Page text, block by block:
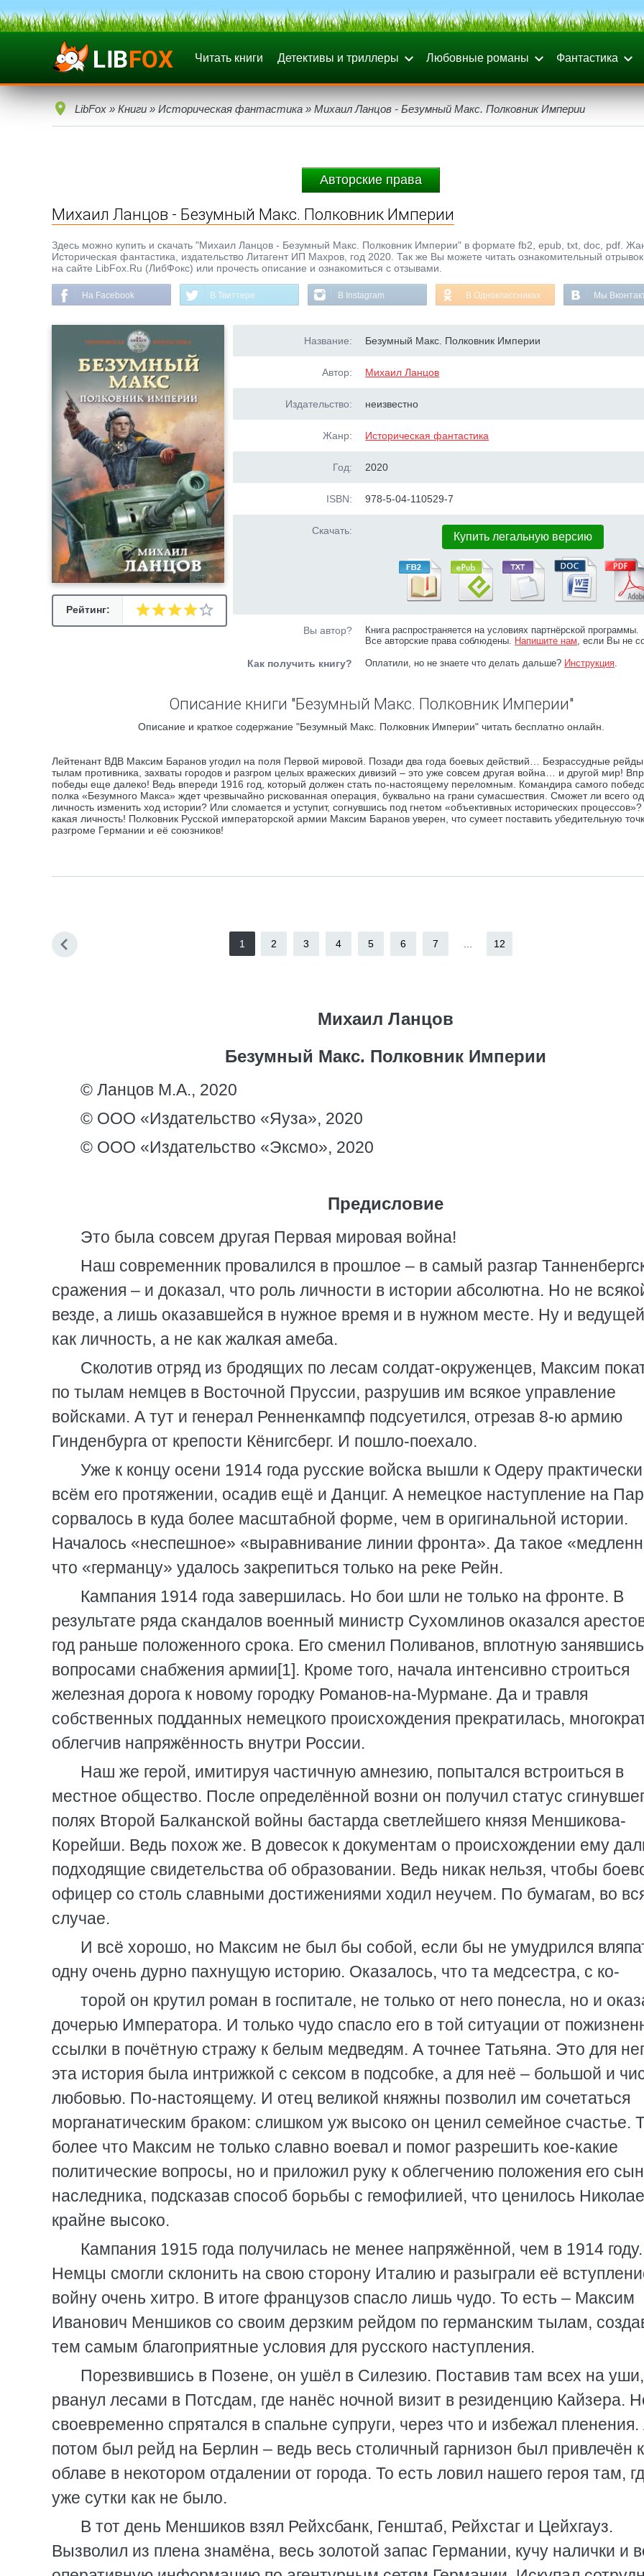
Читать книги Детективы и триллеры Любовные романы Фантастика
LibFox » Книги » Историческая фантастика » Михаил Ланцов - Безумный Макс. Полковник Империи
Авторские права
Михаил Ланцов - Безумный Макс. Полковник Империи
Здесь можно купить и скачать "Михаил Ланцов - Безумный Макс. Полковник Империи" в формате fb2, epub, txt, doc, pdf.
Историческая фантастика, издательство Литагент ИП Махров, год 2020. Так же Вы можете читать ознакомительный отрывок
на сайте LibFox.Ru (ЛибФокс) или прочесть описание и ознакомиться с отзывами.
На Facebook В Твиттере В Instagram В Одноклассниках Мы
Рейтинг:
Название: Безумный Макс. Полковник Империи
Автор: Михаил Ланцов
Издательство: неизвестно
Жанр: Историческая фантастика
Год: 2020
ISBN: 978-5-04-110529-7
Скачать: Купить легальную версию
Вы автор?
Книга распространяется на условиях партнёрской программы.
Все авторские права соблюдены. Напишите нам, если Вы не
Как получить книгу? Оплатили, но не знаете что делать дальше? Инструкция.
Описание книги "Безумный Макс. Полковник Империи"
Описание и краткое содержание "Безумный Макс. Полковник Империи" читать бесплатно онлайн.
Лейтенант ВДВ Максим Баранов угодил на поля Первой мировой. Позади два года боевых действий… Безрассудные
тылам противника, захваты городов и разгром целых вражеских дивизий – это уже совсем другая война… и другой мир!
победы еще далеко! Ведь впереди 1916 год, который должен стать по-настоящему переломным. Командира самого
полка «Безумного Макса» ждет чрезвычайно рискованная операция, буквально на грани сумасшествия. Сможет ли всего
личность изменить ход истории? Или сломается и уступит, согнувшись под гнетом «объективных исторических
какая личность! Полковник Русской императорской армии Максим Баранов уверен, что сумеет поставить убедительную
разгроме Германии и её союзников!
1 2 3 4 5 6 7 12
Михаил Ланцов
Безумный Макс. Полковник Империи
© Ланцов М.А., 2020
© ООО «Издательство «Яуза», 2020
© ООО «Издательство «Эксмо», 2020
Предисловие
Это была совсем другая Первая мировая война!
Наш современник провалился в прошлое – в самый разгар
сражения – и доказал, что роль личности в истории абсолютна. Но не
везде, а лишь оказавшейся в нужное время и в нужном месте. Ну и
как личность, а не как жалкая амеба.
Сколотив отряд из бродящих по лесам солдат-окруженцев, Максим
по тылам немцев в Восточной Пруссии, разрушив им всякое управление
войсками. А тут и генерал Ренненкампф подсуетился, отрезав 8-ю армию
Гинденбурга от крепости Кёнигсберг. И пошло-поехало.
Уже к концу осени 1914 года русские войска вышли к Одеру
всём его протяжении, осадив ещё и Данциг. А немецкое наступление на
сорвалось в куда более масштабной форме, чем в оригинальной истории.
Началось «неспешное» «выравнивание линии фронта». Да такое
что «германцу» удалось закрепиться только на реке Рейн.
Кампания 1914 года завершилась. Но бои шли не только на фронте. В
результате ряда скандалов военный министр Сухомлинов оказался
год раньше положенного срока. Его сменил Поливанов, вплотную занявшись
вопросами снабжения армии[1]. Кроме того, начала интенсивно строиться
железная дорога к новому городку Романов-на-Мурмане. Да и травля
собственных подданных немецкого происхождения прекратилась,
облегчив напряжённость внутри России.
Наш же герой, имитируя частичную амнезию, попытался встроиться в
местное общество. После определённой возни он получил статус
полях Второй Балканской войны бастарда светлейшего князя Меншикова-
Корейши. Ведь похож же. В довесок к документам о происхождении ему
подходящие свидетельства об образовании. Ведь никак нельзя, чтобы
офицер со столь славными достижениями ходил неучем. По бумагам, во
случае.
И всё хорошо, но Максим не был бы собой, если бы не умудрился
одну очень дурно пахнущую историю. Оказалось, что та медсестра, с ко-
торой он крутил роман в госпитале, не только от него понесла, но и
дочерью Императора. И только чудо спасло его в той ситуации от
ссылки в почётную стражу к белым медведям. А точнее Татьяна. Это для
эта история была интрижкой с сексом в подсобке, а для неё – большой и
любовью. По-настоящему. И отец великой княжны позволил им сочетаться
морганатическим браком: слишком уж высоко он ценил семейное счастье.
более что Максим не только славно воевал и помог разрешить кое-какие
политические вопросы, но и приложил руку к облегчению положения его
наследника, подсказав способ борьбы с гемофилией, что ценилось
крайне высоко.
Кампания 1915 года получилась не менее напряжённой, чем в 1914 году.
Немцы смогли склонить на свою сторону Италию и разыграли её
войну очень хитро. В итоге французов спасло лишь чудо. То есть – Максим
Иванович Меншиков со своим дерзким рейдом по германским тылам,
тем самым благоприятные условия для русского наступления.
Порезвившись в Позене, он ушёл в Силезию. Поставив там всех на
рванул лесами в Потсдам, где нанёс ночной визит в резиденцию Кайзера.
своевременно спрятался в спальне супруги, через что и избежал пленения.
потом был рейд на Берлин – ведь весь столичный гарнизон был привлечён к
облаве в некотором отдалении от города. То есть ловил нашего героя там,
уже сутки как не было.
В тот день Меншиков взял Рейхсбанк, Генштаб, Рейхстаг и Цейхгауз.
Вызволил из плена знамёна, весь золотой запас Германии, кучу налички и